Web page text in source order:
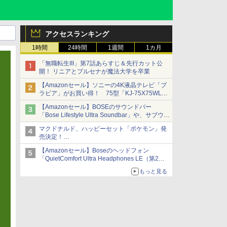
アクセスランキング
1時間 24時間 1週間 1カ月
「無職転生III」第7話あらすじ＆先行カット公
開！ リニアとプルセナが魔法大学を卒業
【Amazonセール】ソニーの4K液晶テレビ「ブ
ラビア」がお買い得！ 75型「KJ-75X75WL」
などラインナップ
【Amazonセール】BOSEのサウンドバー
「Bose Lifestyle Ultra Soundbar」や、サブウー
ファー「Bose Lifestyle Ultra Subwoofer」など
お買い得！
マクドナルド、ハッピーセット「ポケモン」発
売決定！
ポケモン30周年記念で30匹が大集合
【Amazonセール】Boseのヘッドフォン
「QuietComfort Ultra Headphones LE（第2世
イマーシブオーディオで臨場感ある音楽体験が
もっと見る